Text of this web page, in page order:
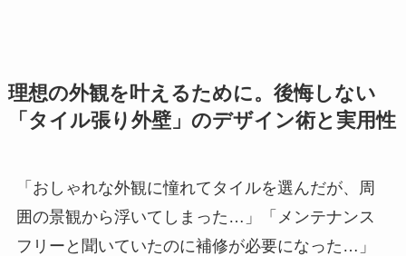
理想の外観を叶えるために。後悔しない
「タイル張り外壁」のデザイン術と実用性
「おしゃれな外観に憧れてタイルを選んだが、周
囲の景観から浮いてしまった…」「メンテナンス
フリーと聞いていたのに補修が必要になった…」